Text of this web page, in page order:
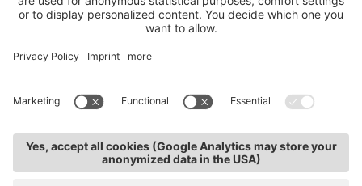
Impressum
Datenschutzerklärung